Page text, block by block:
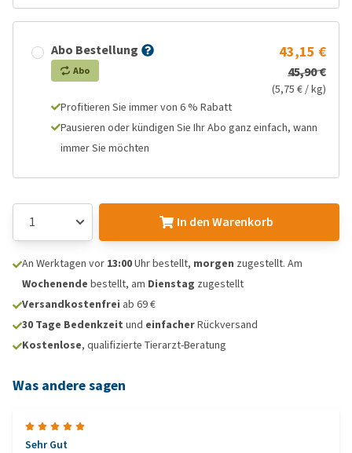
Abo Bestellung
Abo
43,15 €
45,90 €
(5,75 € / kg)
Profitieren Sie immer von 6 % Rabatt
Pausieren oder kündigen Sie Ihr Abo ganz einfach, wann
immer Sie möchten
In den Warenkorb
An Werktagen vor 13:00Uhr bestellt, morgen zugestellt. Am
Wochenende bestellt, am Dienstag zugestellt
Versandkostenfrei ab 69 €
30 Tage Bedenkzeit und einfacherRückversand
Kostenlose, qualifizierte Tierarzt-Beratung
Was andere sagen
Sehr Gut